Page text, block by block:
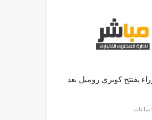
يفتتح كوبري روميل بعد